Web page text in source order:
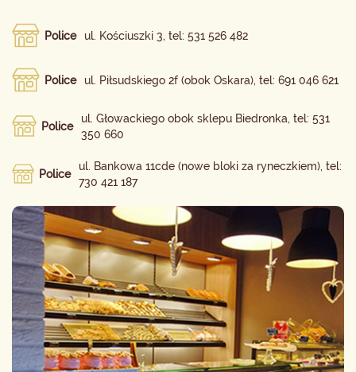
Police ul. Kościuszki 3, tel: 531 526 482
Police ul. Piłsudskiego 2f (obok Oskara), tel: 691 046 621
Police
ul. Głowackiego obok sklepu Biedronka, tel: 531
350 660
Police
ul. Bankowa 11cde (nowe bloki za ryneczkiem), tel:
730 421 187